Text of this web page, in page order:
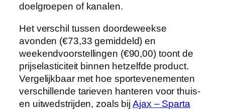
doelgroepen of kanalen.
Het verschil tussen doordeweekse
avonden (€73,33 gemiddeld) en
weekendvoorstellingen (€90,00) toont de
prijselasticiteit binnen hetzelfde product.
Vergelijkbaar met hoe sportevenementen
verschillende tarieven hanteren voor thuis-
en uitwedstrijden, zoals bijAjax – Sparta